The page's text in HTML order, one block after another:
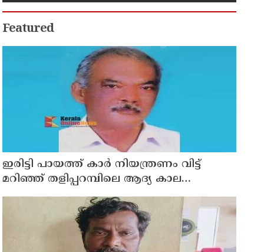
Featured
ഇരിട്ടി പായത്ത് കാർ നിയന്ത്രണം വിട്ട്
മറിഞ്ഞ് തളിപ്പറമ്പിലെ ആദ്യ കാല
കോണ്‍ഗ്രസ് നേതാവ് മരിച്ചു